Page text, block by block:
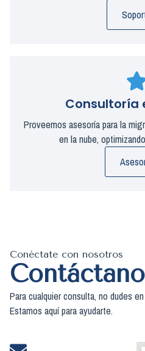
Consultoría
Proveemos asesoría para la
en la nube,
Conéctate con nosotros
Para cualquier consulta, no dudes
Estamos aquí para ayudarte.